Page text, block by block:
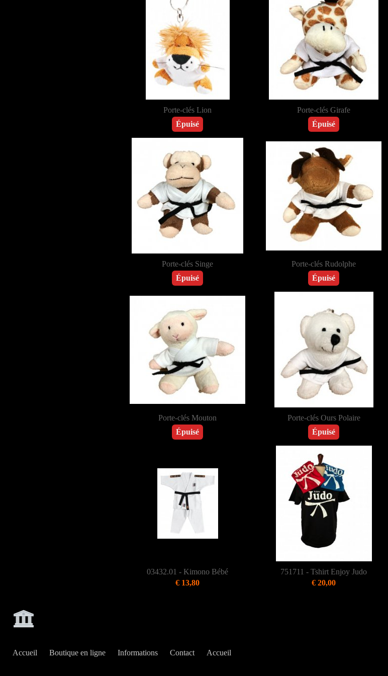
Porte-clés Lion
Épuisé
Porte-clés Girafe
Épuisé
Porte-clés Singe
Épuisé
Porte-clés Rudolphe
Épuisé
Porte-clés Mouton
Épuisé
Porte-clés Ours Polaire
Épuisé
03432.01 - Kimono Bébé
€ 13,80
751711 - Tshirt Enjoy Judo
€ 20,00
Accueil Boutique en ligne Informations Contact Accueil